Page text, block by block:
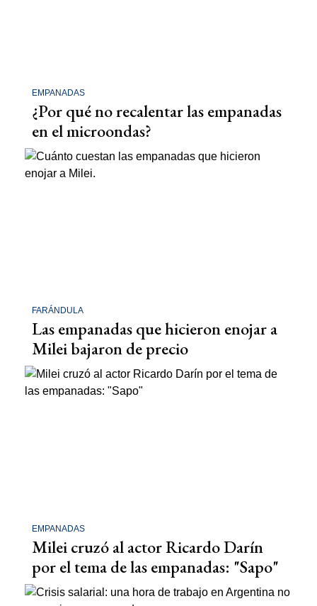
EMPANADAS
¿Por qué no recalentar las empanadas
en el microondas?
FARÁNDULA
Las empanadas que hicieron enojar a
Milei bajaron de precio
EMPANADAS
Milei cruzó al actor Ricardo Darín
por el tema de las empanadas: "Sapo"